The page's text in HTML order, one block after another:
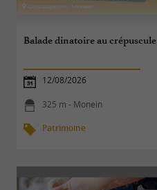
Balade dinatoire au crépuscule
12/08/2026
325 m - Monein
Patrimoine